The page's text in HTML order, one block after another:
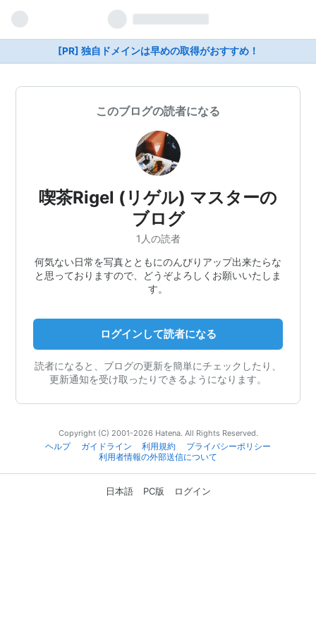
[PR] 独自ドメインは早めの取得がおすすめ！
このブログの読者になる
喫茶Rigel (リゲル) マスターの
ブログ
1人の読者
何気ない日常を写真とともにのんびりアップ出来たらな
と思っておりますので、どうぞよろしくお願いいたしま
す。
ログインして読者になる
読者になると、ブログの更新を簡単にチェックしたり、
更新通知を受け取ったりできるようになります。
Copyright (C) 2001-2026 Hatena. All Rights Reserved.
ヘルプ
ガイドライン 利用規約
プライバシーポリシー
利用者情報の外部送信について
日本語 PC版 ログイン